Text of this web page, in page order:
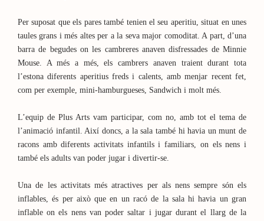
Per suposat que els pares també tenien el seu aperitiu, situat en unes
taules grans i més altes per a la seva major comoditat. A part, d’una
barra de begudes on les cambreres anaven disfressades de Minnie
Mouse. A més a més, els cambrers anaven traient durant tota
l’estona diferents aperitius freds i calents, amb menjar recent fet,
com per exemple, mini-hamburgueses, Sandwich i molt més.
L’equip de Plus Arts vam participar, com no, amb tot el tema de
l’animació infantil. Així doncs, a la sala també hi havia un munt de
racons amb diferents activitats infantils i familiars, on els nens i
també els adults van poder jugar i divertir-se.
Una de les activitats més atractives per als nens sempre són els
inflables, és per això que en un racó de la sala hi havia un gran
inflable on els nens van poder saltar i jugar durant el llarg de la